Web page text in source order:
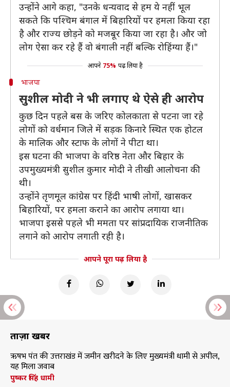
उन्होंने आगे कहा, "उनके धन्यवाद से हम ये नहीं भूल
सकते कि पश्चिम बंगाल में बिहारियों पर हमला किया रहा
है और राज्य छोड़ने को मजबूर किया जा रहा है। और जो
लोग ऐसा कर रहे हैं वो बंगाली नहीं बल्कि रोहिंग्या हैं।"
आपने 75% पढ़ लिया है
भाजपा
सुशील मोदी ने भी लगाए थे ऐसे ही आरोप
कुछ दिन पहले बस के जरिए कोलकाता से पटना जा रहे
लोगों को वर्धमान जिले में सड़क किनारे स्थित एक होटल
के मालिक और स्टाफ के लोगों ने पीटा था।
इस घटना की भाजपा के वरिष्ठ नेता और बिहार के
उपमुख्यमंत्री सुशील कुमार मोदी ने तीखी आलोचना की
थी।
उन्होंने तृणमूल कांग्रेस पर हिंदी भाषी लोगों, खासकर
बिहारियों, पर हमला कराने का आरोप लगाया था।
भाजपा इससे पहले भी ममता पर सांप्रदायिक राजनीतिक
लगाने को आरोप लगाती रही है।
आपने पूरा पढ़ लिया है
ताज़ा खबरें
ऋषभ पंत की उत्तराखंड में जमीन खरीदने के लिए मुख्यमंत्री धामी से अपील,
यह मिला जवाब
पुष्कर सिंह धामी